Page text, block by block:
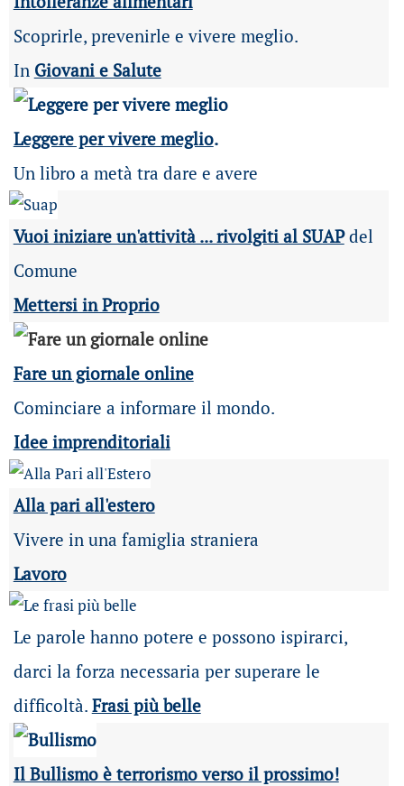
Scoprirle, prevenirle e vivere meglio.
In Giovani e Salute
Leggere per vivere meglio.
Un libro a metà tra dare e avere
Vuoi iniziare un'attività ... rivolgiti al SUAPdel
Comune
Mettersi in Proprio
Fare un giornale online
Cominciare a informare il mondo.
Idee imprenditoriali
Alla pari all'estero
Vivere in una famiglia straniera
Lavoro
Le parole hanno potere e possono ispirarci,
darci la forza necessaria per superare le
difficoltà. Frasi più belle
Il Bullismo è terrorismo verso il prossimo!